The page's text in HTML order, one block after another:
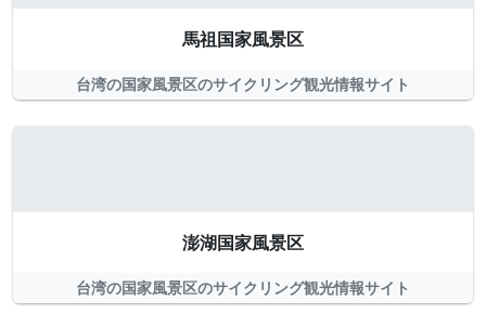
馬祖国家風景区
台湾の国家風景区のサイクリング観光情報サイト
澎湖国家風景区
台湾の国家風景区のサイクリング観光情報サイト